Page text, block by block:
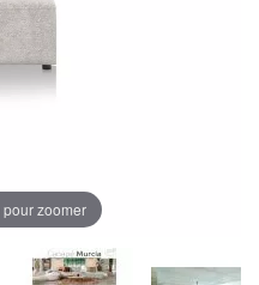
zoomer